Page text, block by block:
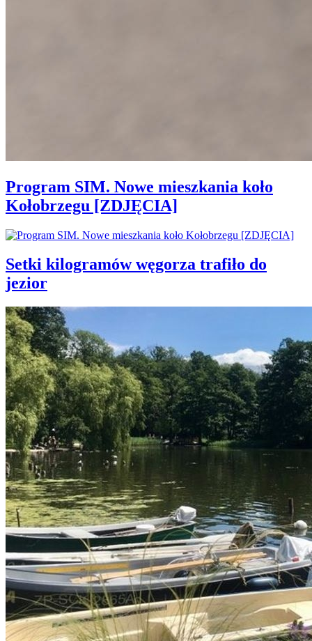
Program SIM. Nowe mieszkania koło
Kołobrzegu [ZDJĘCIA]
Setki kilogramów węgorza trafiło do
jezior